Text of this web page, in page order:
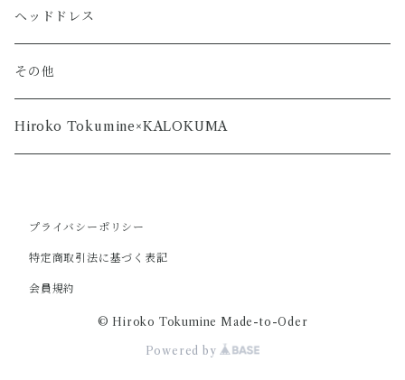
ヘッドドレス
その他
Hiroko Tokumine×KALOKUMA
プライバシーポリシー
特定商取引法に基づく表記
会員規約
© Hiroko Tokumine Made-to-Oder
Powered by